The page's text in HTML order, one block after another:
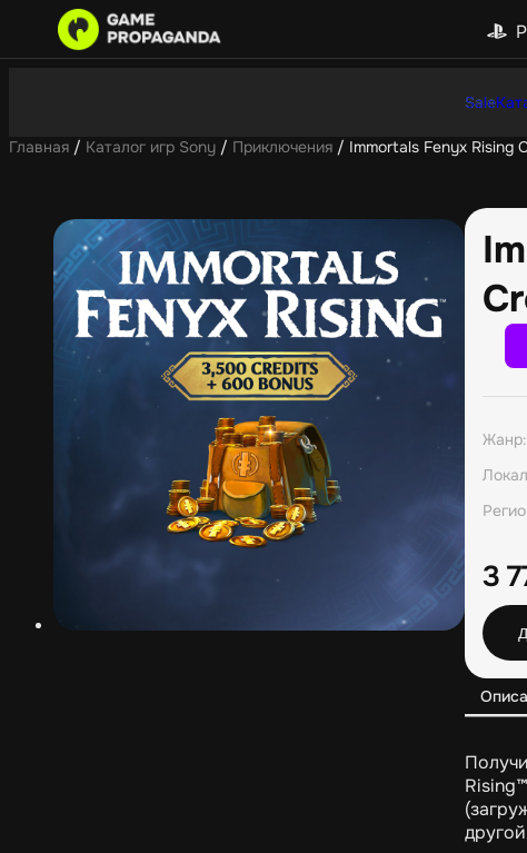
Sale
Главная / Каталог игр Sony / Приключения / Immortals Fenyx Rising
Жанр:
3